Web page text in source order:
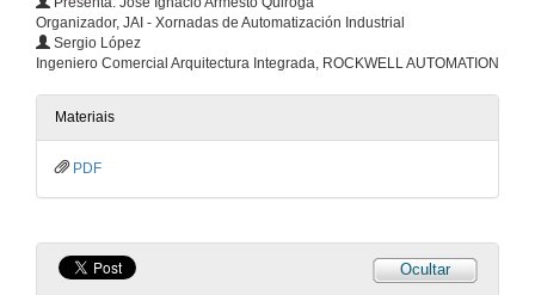
Organizador, JAI - Xornadas de Automatización Industrial
Sergio López
Ingeniero Comercial Arquitectura Integrada, ROCKWELL AUTOMATION
Materiais
PDF
Ocultar
13 de nov. de 2012
Optimización no uso e consumo de auga e enerxia: Comunidade de regantes Pozos da Serretilla. Un exemplo de optimización no uso e consumo da "auga para comer" e de eficiencia enerxética
A automática na universidade española